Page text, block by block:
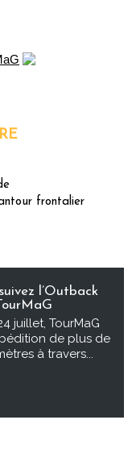
frontalier
l’Outback
juillet, TourMaG
de plus de
à travers...